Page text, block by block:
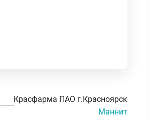
Красфарма ПАО г.Красноярск
Маннит